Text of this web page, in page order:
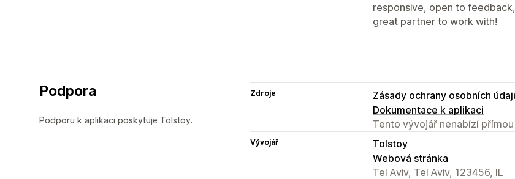
responsive, open to
great partner to work with!
Podpora
Podporu k aplikaci poskytuje Tolstoy.
Zdroje
Zásady ochrany osobních
Dokumentace k aplikaci
Tento vývojář nenabízí
Vývojář
Tolstoy
Webová stránka
Tel Aviv, Tel Aviv, 123456, IL